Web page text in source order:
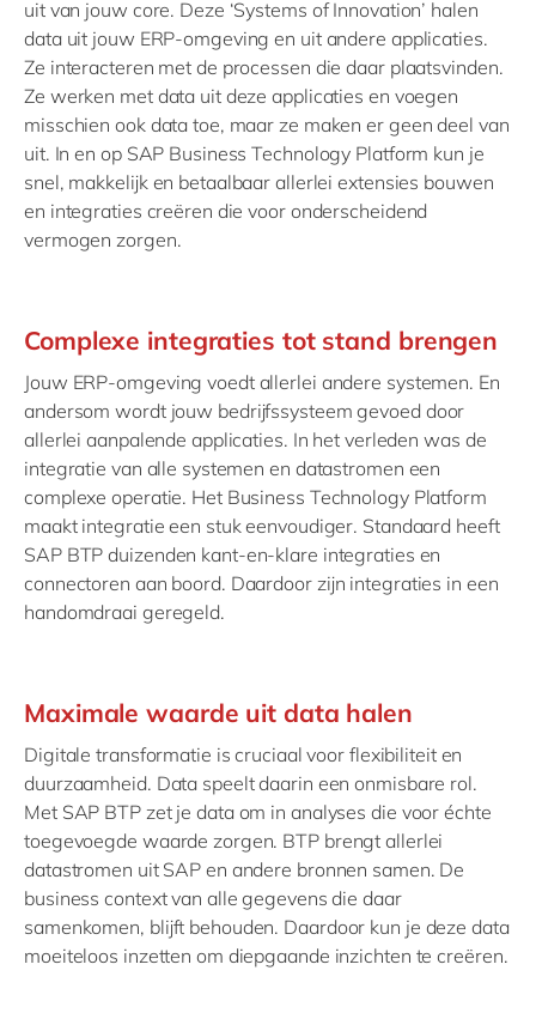
uit van jouw core. Deze ‘Systems of Innovation’ halen
data uit jouw ERP-omgeving en uit andere applicaties.
Ze interacteren met de processen die daar plaatsvinden.
Ze werken met data uit deze applicaties en voegen
misschien ook data toe, maar ze maken er geen deel van
uit. In en op SAP Business Technology Platform kun je
snel, makkelijk en betaalbaar allerlei extensies bouwen
en integraties creëren die voor onderscheidend
vermogen zorgen.
Complexe integraties tot stand brengen
Jouw ERP-omgeving voedt allerlei andere systemen. En
andersom wordt jouw bedrijfssysteem gevoed door
allerlei aanpalende applicaties. In het verleden was de
integratie van alle systemen en datastromen een
complexe operatie. Het Business Technology Platform
maakt integratie een stuk eenvoudiger. Standaard heeft
SAP BTP duizenden kant-en-klare integraties en
connectoren aan boord. Daardoor zijn integraties in een
handomdraai geregeld.
Maximale waarde uit data halen
Digitale transformatie is cruciaal voor flexibiliteit en
duurzaamheid. Data speelt daarin een onmisbare rol.
Met SAP BTP zet je data om in analyses die voor échte
toegevoegde waarde zorgen. BTP brengt allerlei
datastromen uit SAP en andere bronnen samen. De
business context van alle gegevens die daar
samenkomen, blijft behouden. Daardoor kun je deze data
moeiteloos inzetten om diepgaande inzichten te creëren.